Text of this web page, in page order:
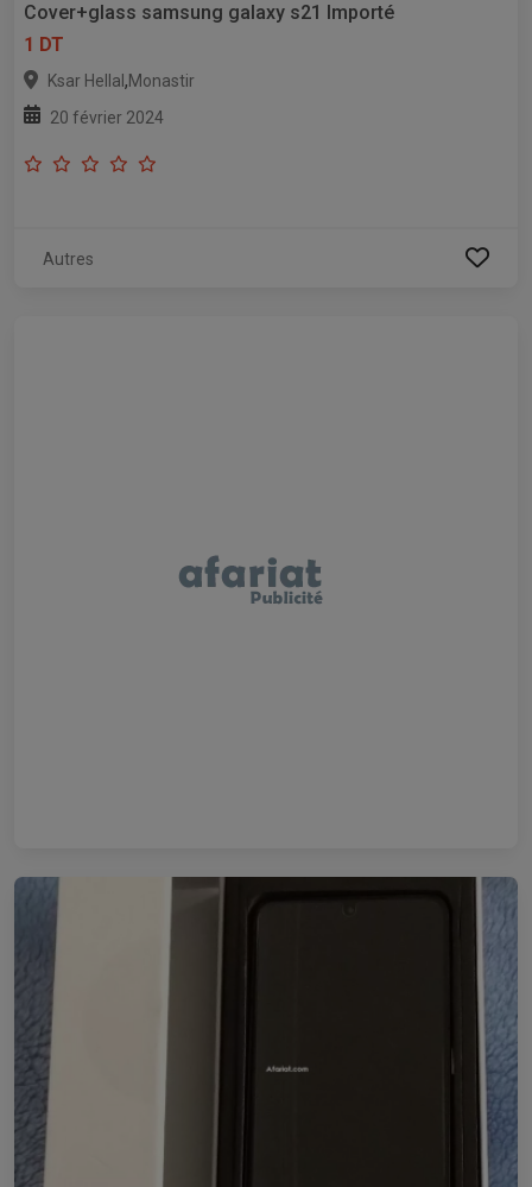
Cover+glass samsung galaxy s21 lmporté
1 DT
Ksar Hellal,Monastir
20 février 2024
Autres